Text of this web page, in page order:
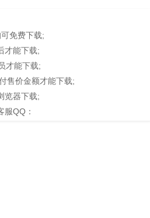
免费下载;
才能下载;
才能下载;
售价金额才能下载;
览器下载;
QQ：